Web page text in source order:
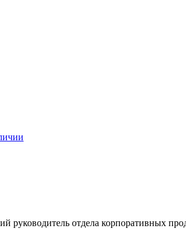
отдела корпоративных